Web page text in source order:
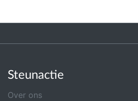
Steunactie
Over ons